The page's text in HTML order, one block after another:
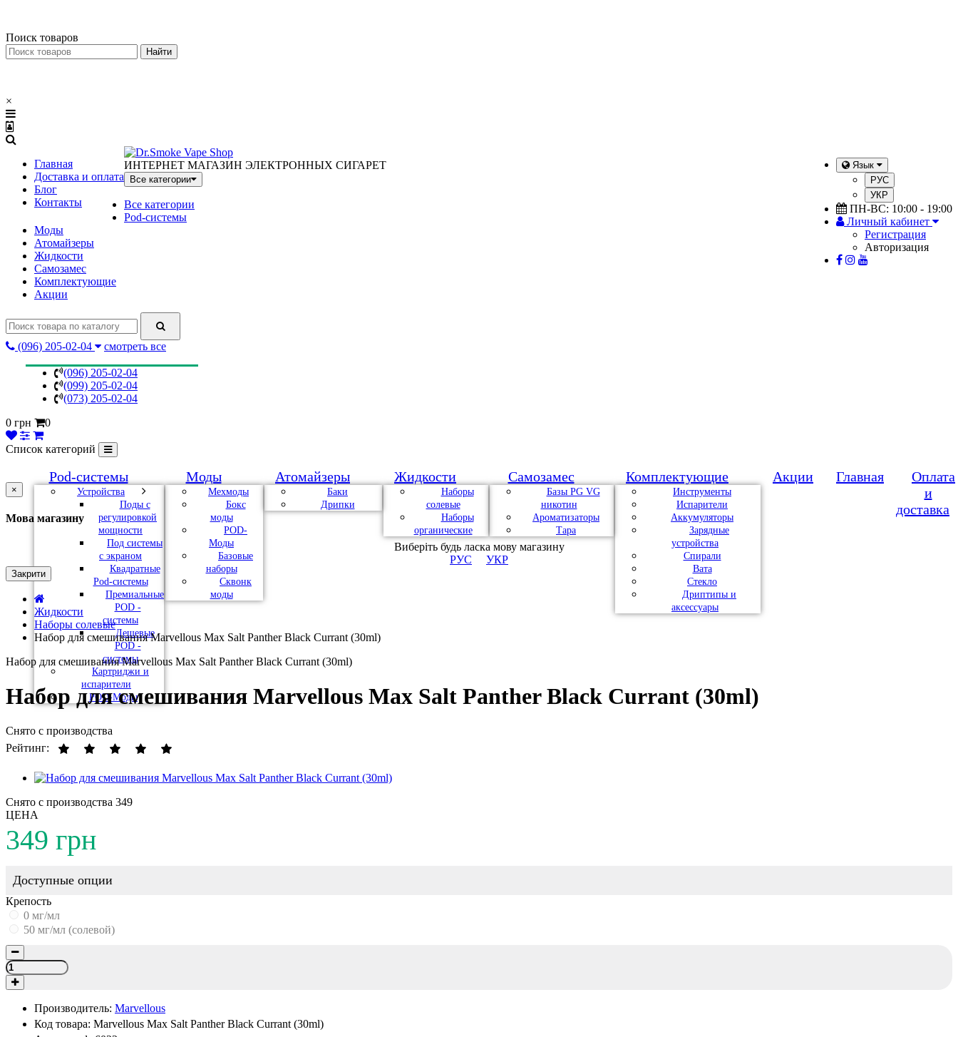
Поиск товаров
×
Главная
Доставка и оплата
Блог
Контакты
Язык
РУС
УКР
ПН-ВС: 10:00 - 19:00
Личный кабинет
Регистрация
Авторизация
ИНТЕРНЕТ МАГАЗИН ЭЛЕКТРОННЫХ СИГАРЕТ
Все категории
Все категории
Pod-системы
Моды
Атомайзеры
Жидкости
Самозамес
Комплектующие
Акции
(096) 205-02-04 смотреть все
(096) 205-02-04
(099) 205-02-04
(073) 205-02-04
0 грн
0
Список категорий
Pod-системы
Устройства
Поды с
регулировкой
мощности
Под системы
с экраном
Квадратные
Pod-системы
Премиальные
POD -
системы
Дешевые
POD -
системы
Картриджи и
испарители
POD-Моды
Моды
Мехмоды
Бокс
моды
POD-
Моды
Базовые
наборы
Сквонк
моды
Атомайзеры
Баки
Дрипки
Жидкости
Наборы
солевые
Наборы
органические
Самозамес
Базы PG VG
никотин
Ароматизаторы
Тара
Комплектующие
Инструменты
Испарители
Аккумуляторы
Зарядные
устройства
Спирали
Вата
Стекло
Дриптипы и
аксессуары
Акции Главная
Оплата
и
доставка
×
Мова магазину
Виберіть будь ласка мову магазину
РУС
УКР
Закрити
Жидкости
Наборы солевые
Набор для смешивания Marvellous Max Salt Panther Black Currant (30ml)
Набор для смешивания Marvellous Max Salt Panther Black Currant (30ml)
Набор для смешивания Marvellous Max Salt Panther Black Currant (30ml)
Снято с производства
Рейтинг:
Снято с производства 349
ЦЕНА
349 грн
Доступные опции
Крепость
0 мг/мл
50 мг/мл (солевой)
Производитель: Marvellous
Код товара: Marvellous Max Salt Panther Black Currant (30ml)